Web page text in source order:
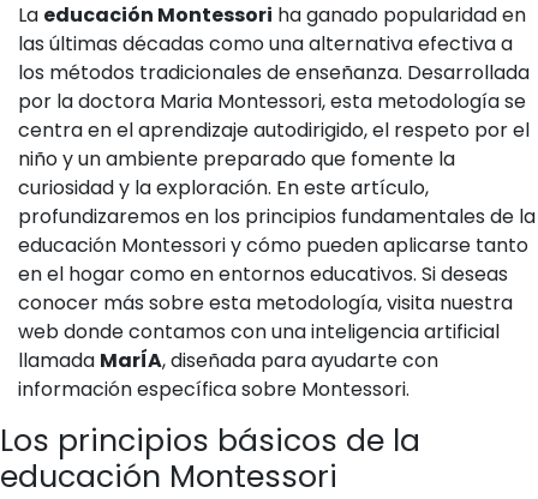
La educación Montessori ha ganado popularidad en
las últimas décadas como una alternativa efectiva a
los métodos tradicionales de enseñanza. Desarrollada
por la doctora Maria Montessori, esta metodología se
centra en el aprendizaje autodirigido, el respeto por el
niño y un ambiente preparado que fomente la
curiosidad y la exploración. En este artículo,
profundizaremos en los principios fundamentales de la
educación Montessori y cómo pueden aplicarse tanto
en el hogar como en entornos educativos. Si deseas
conocer más sobre esta metodología, visita nuestra
web donde contamos con una inteligencia artificial
llamada MarÍA, diseñada para ayudarte con
información específica sobre Montessori.
Los principios básicos de la
educación Montessori